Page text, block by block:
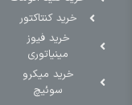
خرید کنتاکتور
خرید فیوز
مینیاتوری
خرید میکرو
سوئیچ